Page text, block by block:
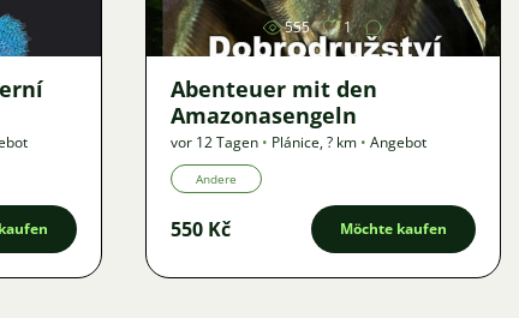
555 1
Abenteuer mit den
Amazonasengeln
vor 12 Tagen • Plánice,? km • Angebot
Andere
550 Kč Möchte kaufen